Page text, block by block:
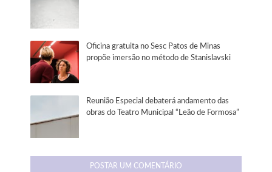
Oficina gratuita no Sesc Patos de Minas
propõe imersão no método de Stanislavski
Reunião Especial debaterá andamento das
obras do Teatro Municipal “Leão de Formosa”
POSTAR UM COMENTÁRIO